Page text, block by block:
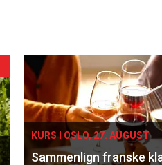
KURS I OSLO, 27. AUGUST
Sammenlign franske